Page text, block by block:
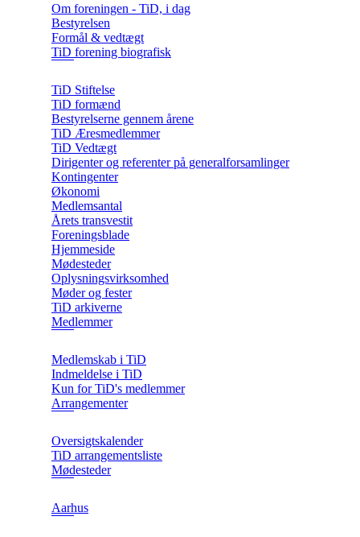
Om foreningen - TiD, i dag
Bestyrelsen
Formål & vedtægt
TiD forening biografisk
TiD Stiftelse
TiD formænd
Bestyrelserne gennem årene
TiD Æresmedlemmer
TiD Vedtægt
Dirigenter og referenter på generalforsamlinger
Kontingenter
Økonomi
Medlemsantal
Årets transvestit
Foreningsblade
Hjemmeside
Mødesteder
Oplysningsvirksomhed
Møder og fester
TiD arkiverne
Medlemmer
Medlemskab i TiD
Indmeldelse i TiD
Kun for TiD's medlemmer
Arrangementer
Oversigtskalender
TiD arrangementsliste
Mødesteder
Aarhus